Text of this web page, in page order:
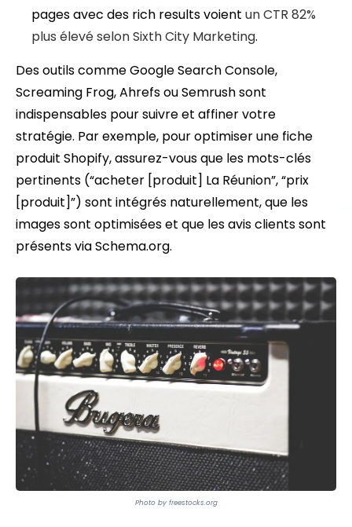
pages avec des rich results voient un CTR 82%
plus élevéselon Sixth City Marketing.
Des outils comme Google Search Console,
Screaming Frog, Ahrefs ou Semrush sont
indispensables pour suivre et affiner votre
stratégie. Par exemple, pour optimiser une fiche
produit Shopify, assurez-vous que les mots-clés
pertinents (“acheter [produit] La Réunion”, “prix
[produit]”) sont intégrés naturellement, que les
images sont optimisées et que les avis clients sont
présents via Schema.org.
Photo by freestocks.org